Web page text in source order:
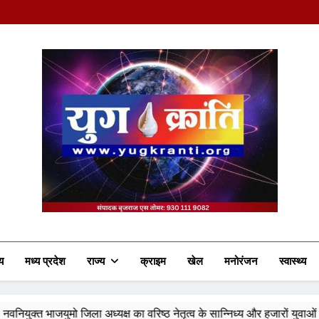
Yug Kranti |
मध्य प्रदेश राज्य क्राइम खेल मनोरंजन स्वास्थ्य
जिला अध्यक्ष का वरिष्ठ नेतृत्व के सान्निध्य और हजारों युवाओं के समक्ष पदभार